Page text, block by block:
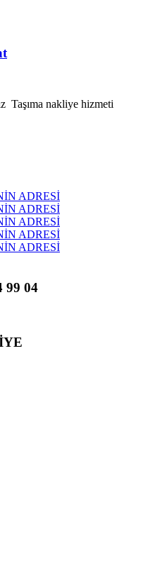
Taşıma nakliye hizmeti
99 04